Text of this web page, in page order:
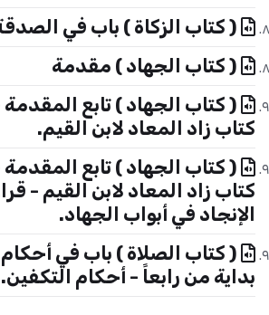
( كتاب الزكاة ) باب في
( كتاب الجهاد ) مقدمة
( كتاب الجهاد ) تابع
كتاب زاد المعاد لابن القيم.
( كتاب الجهاد ) تابع
كتاب زاد المعاد لابن القيم -
الإنجاد في أبواب الجهاد.
بداية من رابعاً - أحكام التكفين.